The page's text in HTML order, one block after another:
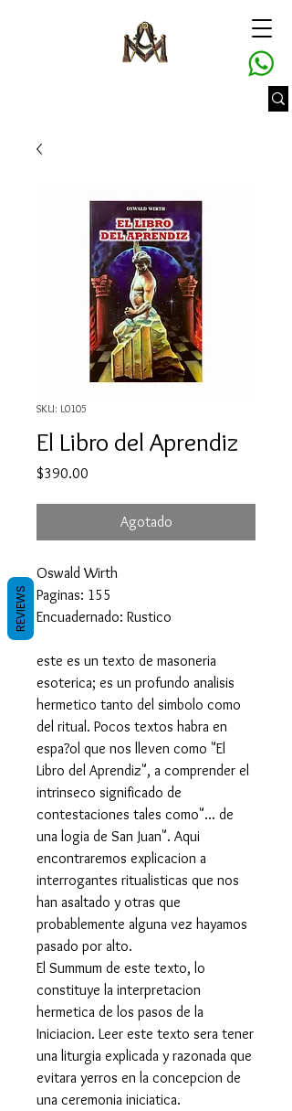
SKU: L0105
El Libro del Aprendiz
$390.00
Agotado
Oswald Wirth
Paginas: 155
Encuadernado: Rustico
este es un texto de masoneria
esoterica; es un profundo analisis
hermetico tanto del simbolo como
del ritual. Pocos textos habra en
espa?ol que nos lleven como "El
Libro del Aprendiz", a comprender el
intrinseco significado de
contestaciones tales como"... de
una logia de San Juan". Aqui
encontraremos explicacion a
interrogantes ritualisticas que nos
han asaltado y otras que
probablemente alguna vez hayamos
pasado por alto.
El Summum de este texto, lo
constituye la interpretacion
hermetica de los pasos de la
Iniciacion. Leer este texto sera tener
una liturgia explicada y razonada que
evitara yerros en la concepcion de
una ceremonia iniciatica.
REVIEWS